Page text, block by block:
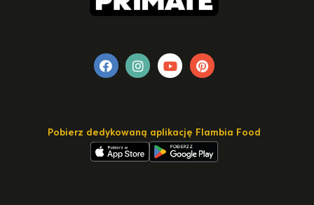
Pobierz dedykowaną aplikację Flambia Food